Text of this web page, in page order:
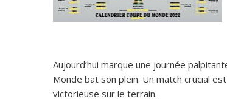
Aujourd’hui marque une journée
Monde bat son plein. Un match crucial
victorieuse sur le terrain.